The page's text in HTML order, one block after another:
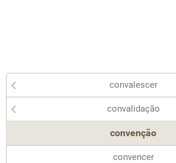
convalescer
convalidação
convenção
convencer